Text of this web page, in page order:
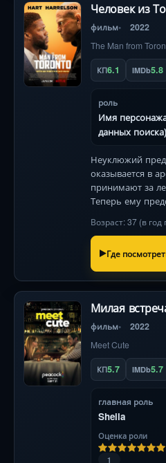
Человек из
фильм 2022
The Man from
КП6.1 IMDb5.8
роль
Имя
данных поиска)
Неуклюжий
оказывается в
принимают за
Теперь ему
и настоящего
Возраст: 37 (в
Где
Милая
фильм 2022
Meet Cute
КП5.7 IMDb5.7
главная роль
Sheila
Оценка роли
1